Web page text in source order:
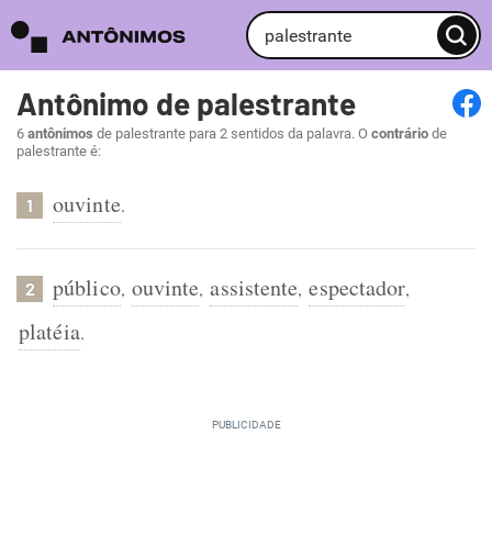
Antônimo de palestrante
6 antônimos de palestrante para 2 sentidos da palavra. O contrário de
palestrante é:
1 ouvinte.
2 público, ouvinte, assistente, espectador,
platéia.